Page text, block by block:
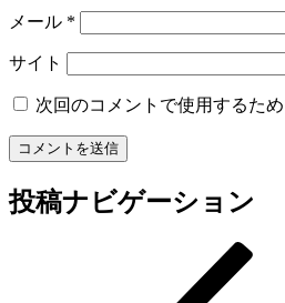
メール *
サイト
次回のコメントで使用するた
投稿ナビゲーション